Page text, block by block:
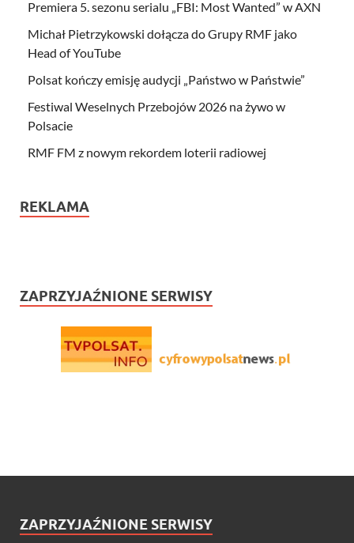
Premiera 5. sezonu serialu „FBI: Most Wanted” w AXN
Michał Pietrzykowski dołącza do Grupy RMF jako
Head of YouTube
Polsat kończy emisję audycji „Państwo w Państwie”
Festiwal Weselnych Przebojów 2026 na żywo w
Polsacie
RMF FM z nowym rekordem loterii radiowej
REKLAMA
ZAPRZYJAŹNIONE SERWISY
ZAPRZYJAŹNIONE SERWISY